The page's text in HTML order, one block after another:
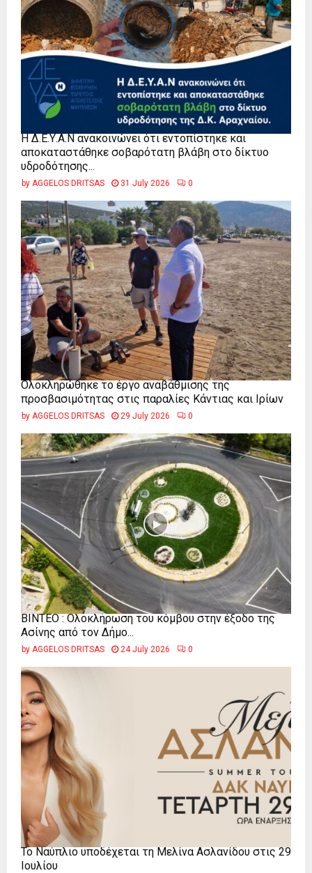
Η Δ.Ε.Υ.Α.Ν ανακοινώνει ότι εντοπίστηκε και
αποκαταστάθηκε σοβαρότατη βλάβη στο δίκτυο
υδροδότησης...
by AGGELOS DRITSAS 31 July 2026 0
Ολοκληρώθηκε το έργο αναβάθμισης της
προσβασιμότητας στις παραλίες Κάντιας και Ιρίων
by AGGELOS DRITSAS 29 July 2026 0
ΒΙΝΤΕΟ : Ολοκλήρωση του κόμβου στην έξοδο της
Ασίνης από τον Δήμο...
by AGGELOS DRITSAS 24 July 2026 0
Το Ναύπλιο υποδέχεται τη Μελίνα Ασλανίδου στις 29
Ιουλίου